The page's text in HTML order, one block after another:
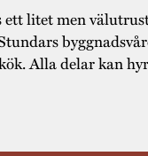
litet men
Alla delar kan